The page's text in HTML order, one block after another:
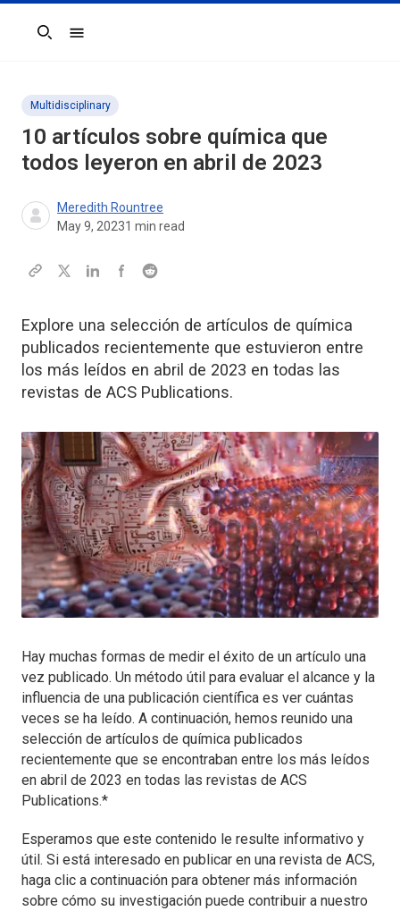
Search
Multidisciplinary
10 artículos sobre química que
todos leyeron en abril de 2023
Meredith Rountree
May 9, 20231 min read
Explore una selección de artículos de química
publicados recientemente que estuvieron entre
los más leídos en abril de 2023 en todas las
revistas de ACS Publications.
Hay muchas formas de medir el éxito de un artículo una
vez publicado. Un método útil para evaluar el alcance y la
influencia de una publicación científica es ver cuántas
veces se ha leído. A continuación, hemos reunido una
selección de artículos de química publicados
recientemente que se encontraban entre los más leídos
en abril de 2023 en todas las revistas de ACS
Publications.*
Esperamos que este contenido le resulte informativo y
útil. Si está interesado en publicar en una revista de ACS,
haga clic a continuación para obtener más información
sobre cómo su investigación puede contribuir a nuestro